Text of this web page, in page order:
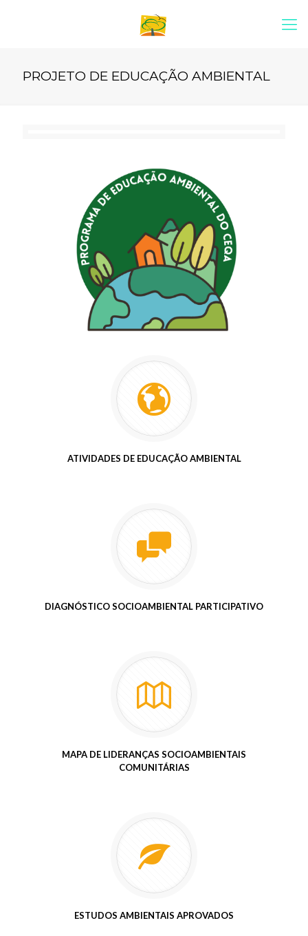
PROJETO DE EDUCAÇÃO AMBIENTAL
ATIVIDADES DE EDUCAÇÃO AMBIENTAL
DIAGNÓSTICO SOCIOAMBIENTAL PARTICIPATIVO
MAPA DE LIDERANÇAS SOCIOAMBIENTAIS
COMUNITÁRIAS
ESTUDOS AMBIENTAIS APROVADOS